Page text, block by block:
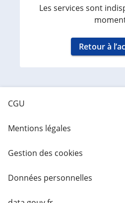
Les services sont
Retour à
CGU
Mentions légales
Gestion des cookies
Données personnelles